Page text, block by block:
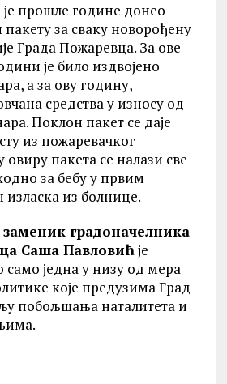
прошле године донео
за сваку новорођену
Града Пожаревца. За ове
је било издвојено
а за ову годину,
средства у износу од
Поклон пакет се даје
из пожаревачког
пакета се налази све
за бебу у првим
из болнице.
заменик градоначелника
Саша Павловићје
само једна у низу од мера
које предузима Град
побољшања наталитета и